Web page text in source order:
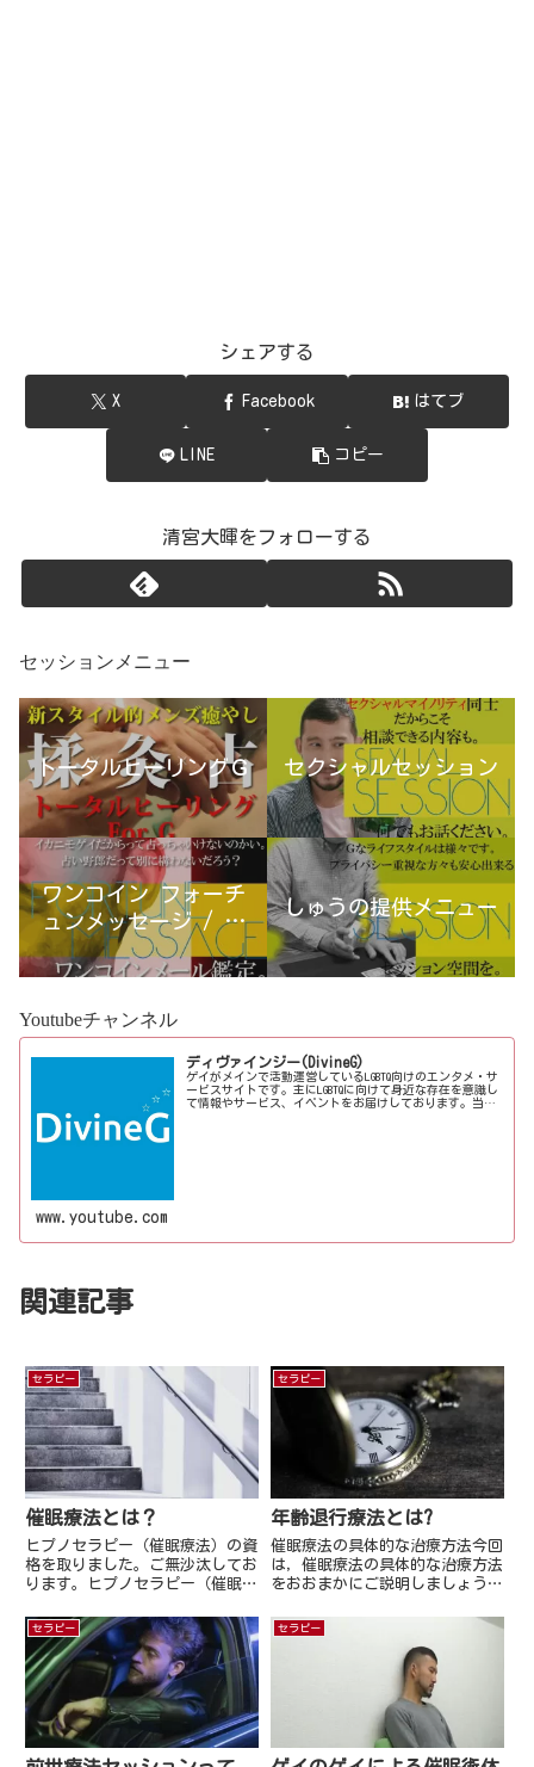
シェアする
X Facebook はてブ
LINE コピー
清宮大暉をフォローする
セッションメニュー
トータルヒーリングＧ セクシャルセッション
ワンコイン フォーチ
ュンメッセージ / 古
宮優雨
しゅうの提供メニュー
Youtubeチャンネル
ディヴァインジー(DivineG)
ゲイがメインで活動運営しているLGBTQ向けのエンタメ・サ
ービスサイトです。主にLGBTQに向けて身近な存在を意識し
て情報やサービス、イベントをお届けしております。当事
www.youtube.com
関連記事
セラピー
催眠療法とは？
ヒプノセラピー（催眠療法）の資
格を取りました。ご無沙汰してお
ります。ヒプノセラピー（催眠療
ストとしての活動も開始いたしま
したので，ヒプノセラピーについ
て今回はご紹介したいと思いま
す。催眠というと，「人を操って
し...
セラピー
年齢退行療法とは?
催眠療法の具体的な治療方法今回
は，催眠療法の具体的な治療方法
をおおまかにご説明しましょう。
説明します。年齢退行は読んで字
のごとく，子供のころのトラウマ
体験などの場面など，今の自分の
悩みの鍵になる場面に戻り，子
セラピー セラピー